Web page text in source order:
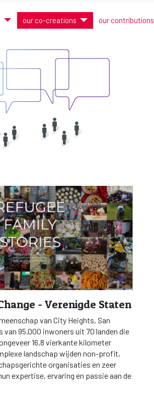
our co-creations our contributions
- Verenigde Staten
van City Heights, San
van 95.000 inwoners uit 70 landen die
16,8 vierkante kilometer
landschap wijden non-profit,
organisaties en zeer
expertise, ervaring en passie aan de